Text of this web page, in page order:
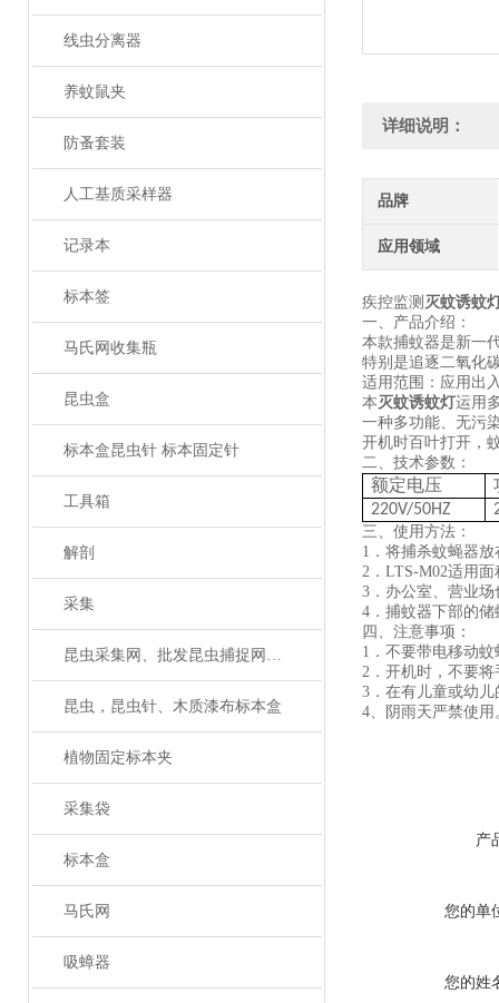
线虫分离器
养蚊鼠夹
防蚤套装
人工基质采样器
记录本
标本签
马氏网收集瓶
昆虫盒
标本盒昆虫针 标本固定针
工具箱
解剖
采集
昆虫采集网、批发昆虫捕捉网、捕虫网
昆虫，昆虫针、木质漆布标本盒
植物固定标本夹
采集袋
标本盒
马氏网
吸蟑器
详细说明：
品牌
应用领域
疾控监测 灭蚊诱蚊
一、产品介绍：
本款捕蚊器是新一
特别是追逐二氧化
适用范围：应用出
本 灭蚊诱蚊灯运用
一种多功能、无污
开机时百叶打开，
二、技术参数：
额定电压
220V/50HZ
三、使用方法：
1．将捕杀蚊蝇器
2．LTS-M02适用
3．办公室、营业
4．捕蚊器下部的
四、注意事项：
1．不要带电移动
2．开机时，不要
3．在有儿童或幼
4、阴雨天严禁使用
产
您的单
您的姓